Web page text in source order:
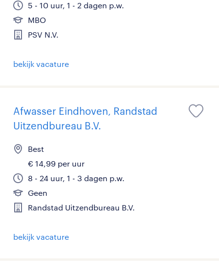
5 - 10 uur, 1 - 2 dagen p.w.
MBO
PSV N.V.
bekijk vacature
Afwasser Eindhoven, Randstad
Uitzendbureau B.V.
Best
€ 14,99 per uur
8 - 24 uur, 1 - 3 dagen p.w.
Geen
Randstad Uitzendbureau B.V.
bekijk vacature